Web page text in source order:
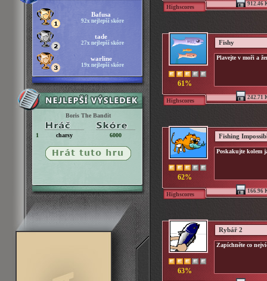
Bafusa
92x nejlepší skóre
tade
27x nejlepší skóre
warline
19x nejlepší skóre
Boris The Bandit
1 charsy 6000
Highscores 912.46
61%
Fishy
Plavejte v moři a
Highscores 242.71
62%
Fishing
Poskakujte kolem
Highscores 166.96
63%
Rybář 2
Zapíchněte co